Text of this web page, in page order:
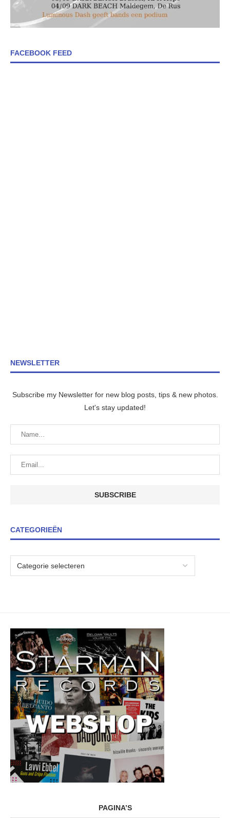
FACEBOOK FEED
NEWSLETTER
Subscribe my Newsletter for new blog posts, tips & new photos.
Let's stay updated!
CATEGORIEËN
PAGINA’S